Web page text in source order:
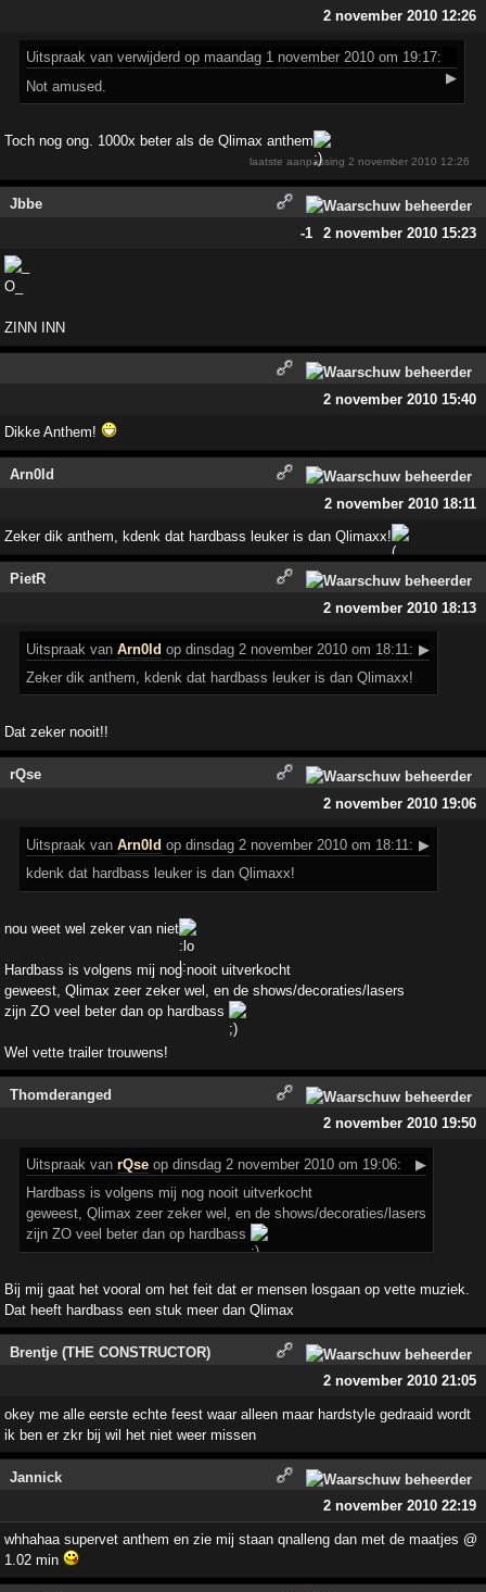
2 november 2010 12:26
Uitspraak van verwijderd op maandag 1 november 2010 om 19:17:
▶
Not amused.
Toch nog ong. 1000x beter als de Qlimax anthem
laatste aanpassing2 november 2010 12:26
Jbbe
-1
2 november 2010 15:23
ZINN INN
2 november 2010 15:40
Dikke Anthem!
Arn0ld
2 november 2010 18:11
Zeker dik anthem, kdenk dat hardbass leuker is dan Qlimaxx!
PietR
2 november 2010 18:13
Uitspraak vanArn0ld op dinsdag 2 november 2010 om 18:11: ▶
Zeker dik anthem, kdenk dat hardbass leuker is dan Qlimaxx!
Dat zeker nooit!!
rQse
2 november 2010 19:06
Uitspraak vanArn0ld op dinsdag 2 november 2010 om 18:11: ▶
kdenk dat hardbass leuker is dan Qlimaxx!
nou weet wel zeker van niet
Hardbass is volgens mij nog nooit uitverkocht
geweest, Qlimax zeer zeker wel, en de shows/decoraties/lasers
zijn ZO veel beter dan op hardbass
Wel vette trailer trouwens!
Thomderanged
2 november 2010 19:50
Uitspraak vanrQse op dinsdag 2 november 2010 om 19:06:
▶
Hardbass is volgens mij nog nooit uitverkocht
geweest, Qlimax zeer zeker wel, en de shows/decoraties/lasers
zijn ZO veel beter dan op hardbass
Bij mij gaat het vooral om het feit dat er mensen losgaan op vette muziek.
Dat heeft hardbass een stuk meer dan Qlimax
Brentje (THE CONSTRUCTOR)
2 november 2010 21:05
okey me alle eerste echte feest waar alleen maar hardstyle gedraaid wordt
ik ben er zkr bij wil het niet weer missen
Jannick
2 november 2010 22:19
whhahaa supervet anthem en zie mij staan qnalleng dan met de maatjes @
1.02 min